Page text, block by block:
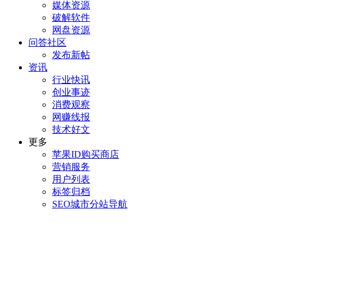
媒体资源
破解软件
网盘资源
问答社区
发布新帖
资讯
行业快讯
创业事迹
消费观察
网赚线报
技术好文
更多
苹果ID购买商店
营销服务
用户列表
标签归档
SEO城市分站导航